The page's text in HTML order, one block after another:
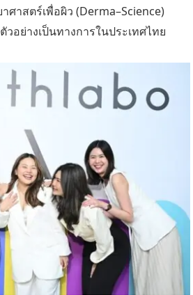
ศาสตร์เพื่อผิว (Derma–Science)
วอย่างเป็นทางการในประเทศไทย